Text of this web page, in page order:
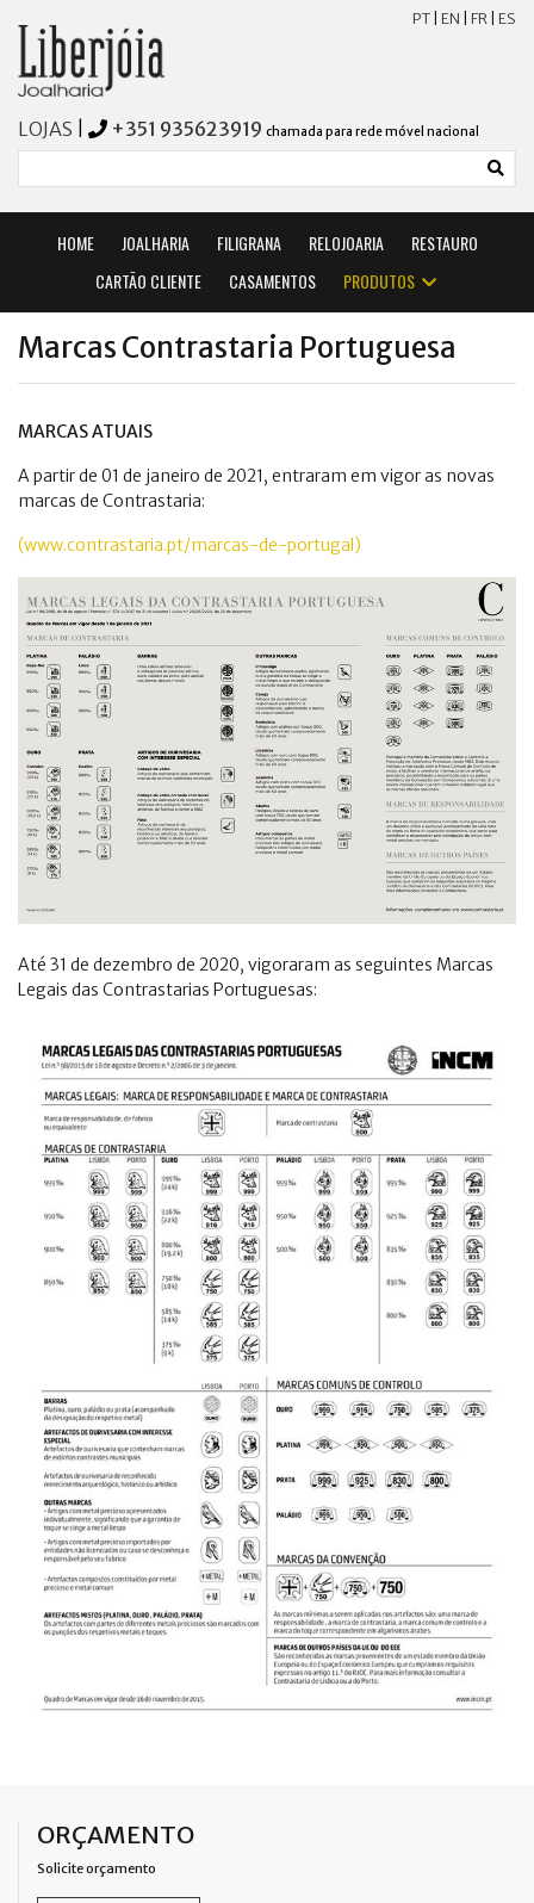
PT EN FR ES
LOJAS +351 935623919 chamada para rede móvel nacional
HOME JOALHARIA FILIGRANA RELOJOARIA
RESTAURO
CARTÃO CLIENTE
CASAMENTOS PRODUTOS
Marcas Contrastaria Portuguesa
MARCAS ATUAIS
A partir de 01 de janeiro de 2021, entraram em vigor as novas
marcas de Contrastaria:
(www.contrastaria.pt/marcas-de-portugal)
Até 31 de dezembro de 2020, vigoraram as seguintes Marcas
Legais das Contrastarias Portuguesas:
ORÇAMENTO
Solicite orçamento